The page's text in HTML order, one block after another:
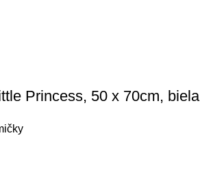
Princess, 50 x 70cm, biela